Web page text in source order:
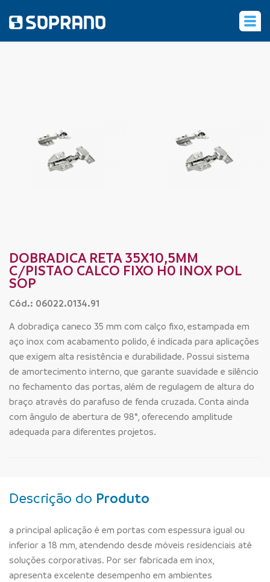
DOBRADICA RETA 35X10,5MM
C/PISTAO CALCO FIXO H0 INOX POL
SOP
Cód.: 06022.0134.91
A dobradiça caneco 35 mm com calço fixo, estampada em
aço inox com acabamento polido, é indicada para aplicações
que exigem alta resistência e durabilidade. Possui sistema
de amortecimento interno, que garante suavidade e silêncio
no fechamento das portas, além de regulagem de altura do
braço através do parafuso de fenda cruzada. Conta ainda
com ângulo de abertura de 98°, oferecendo amplitude
adequada para diferentes projetos.
Descrição do Produto
a principal aplicação é em portas com espessura igual ou
inferior a 18 mm, atendendo desde móveis residenciais até
soluções corporativas. Por ser fabricada em inox,
apresenta excelente desempenho em ambientes